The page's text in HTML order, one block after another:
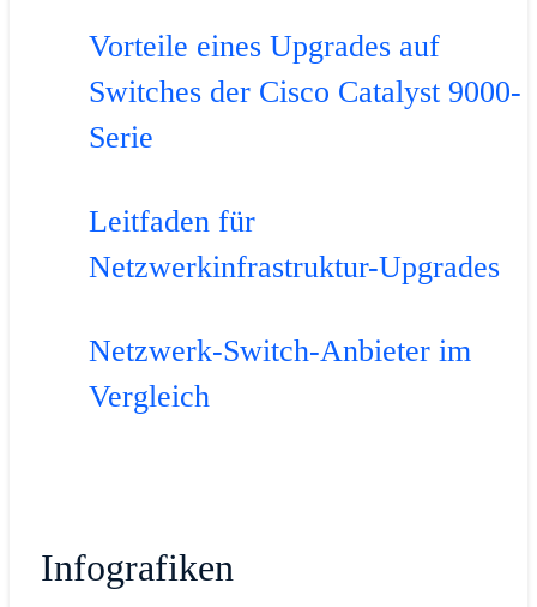
Vorteile eines Upgrades auf
Switches der Cisco Catalyst 9000-
Serie
Leitfaden für
Netzwerkinfrastruktur-Upgrades
Netzwerk-Switch-Anbieter im
Vergleich
Infografiken